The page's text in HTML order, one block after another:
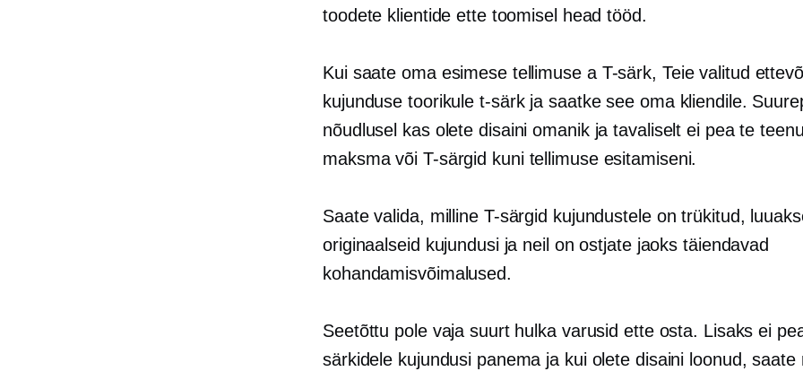
toodete klientide ette toomisel head tööd.
Kui saate oma esimese tellimuse a T-särk, Teie valitud
kujunduse toorikule t-särkja saatke see oma kliendile.
nõudlusel kas olete disaini omanik ja tavaliselt ei pea te
maksma või T-särgid kuni tellimuse esitamiseni.
Saate valida, milline T-särgid kujundustele on trükitud,
originaalseid kujundusi ja neil on ostjate jaoks täiendavad
kohandamisvõimalused.
Seetõttu pole vaja suurt hulka varusid ette osta. Lisaks ei
särkidele kujundusi panema ja kui olete disaini loonud, saate